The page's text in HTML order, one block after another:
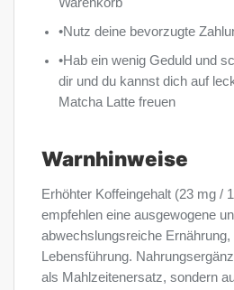
•Nutz deine bevorzugte
•Hab ein wenig Geduld und
dir und du kannst dich auf
Matcha Latte freuen
Warnhinweise
Erhöhter Koffeingehalt (23 mg /
empfehlen eine ausgewogene
abwechslungsreiche
Lebensführung.
als Mahlzeitenersatz, sondern